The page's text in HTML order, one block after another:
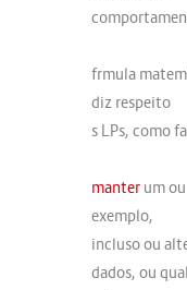
frmula
diz respeito
s LPs, como
manter um
exemplo,
incluso ou
dados, ou